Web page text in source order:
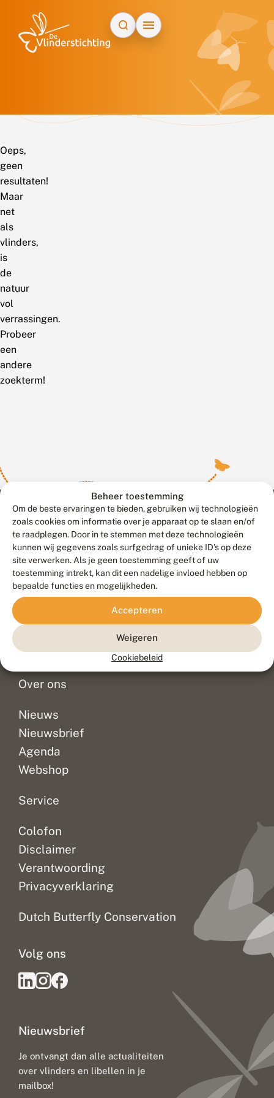
Beheer toestemming
Om de beste ervaringen te bieden, gebruiken wij technologieën
zoals cookies om informatie over je apparaat op te slaan en/of
te raadplegen. Door in te stemmen met deze technologieën
kunnen wij gegevens zoals surfgedrag of unieke ID's op deze
site verwerken. Als je geen toestemming geeft of uw
toestemming intrekt, kan dit een nadelige invloed hebben op
bepaalde functies en mogelijkheden.
Accepteren
Weigeren
Cookiebeleid
Oeps,
geen
resultaten!
Maar
net
als
vlinders,
is
de
natuur
vol
verrassingen.
Probeer
een
andere
zoekterm!
Contact
Veelgestelde vragen
Doneer
Over ons
Nieuws
Nieuwsbrief
Agenda
Webshop
Service
Colofon
Disclaimer
Verantwoording
Privacyverklaring
Dutch Butterfly Conservation
Nieuwsbrief
Je ontvangt dan alle actualiteiten
over vlinders en libellen in je
mailbox!
Volg ons
Meld waarnemingen© 2026 Vlinderstichting
Duurzaam ontwikkeld door
Go2People
, ontworpen door
Blue Field Agency
Privacy
Disclaimer
Sitemap